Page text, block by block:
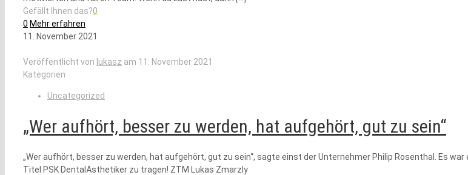
Gefällt Ihnen das?0
0 Mehr erfahren
11. November 2021
Veröffentlicht von lukasz am 11. November 2021
Kategorien
Uncategorized
„Wer aufhört, besser zu werden, hat aufgehört, gut zu sein“
„Wer aufhört, besser zu werden, hat aufgehört, gut zu sein“, sagte einst der Unternehmer Philip Rosenthal. Es
Titel PSK DentalÄsthetiker zu tragen! ZTM Lukas Zmarzly